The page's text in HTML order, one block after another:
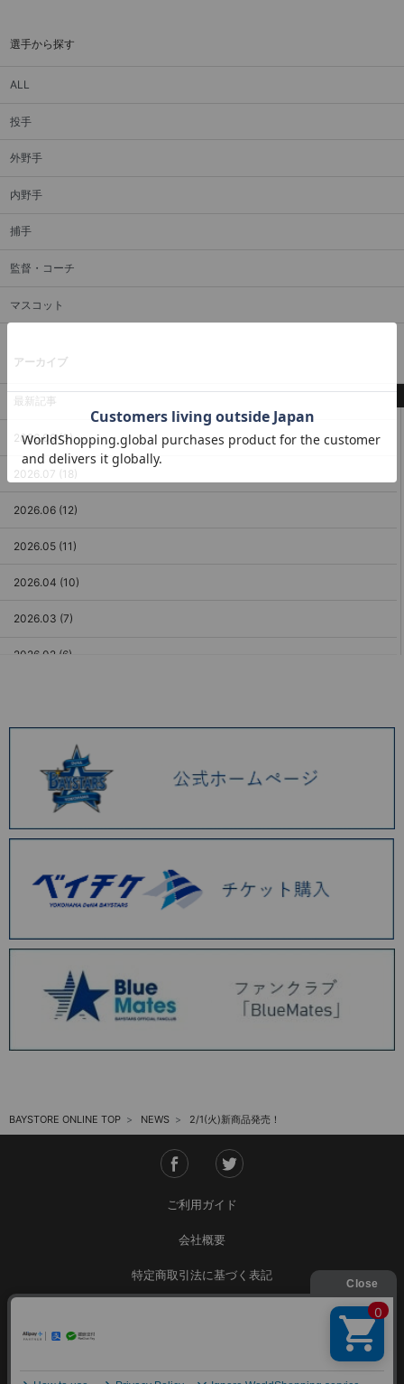
選手から探す
ALL
投手
外野手
内野手
捕手
監督・コーチ
マスコット
アーカイブ
最新記事
2026.08 (3)
2026.07 (18)
2026.06 (12)
2026.05 (11)
2026.04 (10)
2026.03 (7)
2026.02 (6)
2025.12 (3)
2025.11 (6)
2025.10 (5)
2025.09 (5)
2025.08 (6)
2025.07 (6)
2025.05 (9)
2025.04 (9)
2025.03 (9)
2025.01 (12)
2024.07 (5)
2024.06 (5)
BAYSTORE ONLINE TOP NEWS 2/1(火)新商品発売！
ご利用ガイド
会社概要
特定商取引法に基づく表記